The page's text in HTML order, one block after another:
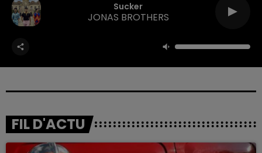
Sucker
JONAS BROTHERS
FIL D'ACTU